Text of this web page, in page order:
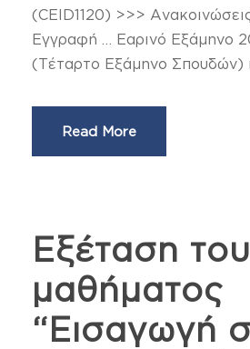
(CEID1120) >>>
Εγγραφή … Εαρινό Εξάμηνο
(Τέταρτο Εξάμηνο Σπουδών)
Read More
Eξέταση του
μαθήματος
“Εισαγωγή